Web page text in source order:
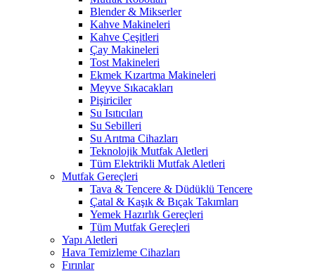
Blender & Mikserler
Kahve Makineleri
Kahve Çeşitleri
Çay Makineleri
Tost Makineleri
Ekmek Kızartma Makineleri
Meyve Sıkacakları
Pişiriciler
Su Isıtıcıları
Su Sebilleri
Su Arıtma Cihazları
Teknolojik Mutfak Aletleri
Tüm Elektrikli Mutfak Aletleri
Mutfak Gereçleri
Tava & Tencere & Düdüklü Tencere
Çatal & Kaşık & Bıçak Takımları
Yemek Hazırlık Gereçleri
Tüm Mutfak Gereçleri
Yapı Aletleri
Hava Temizleme Cihazları
Fırınlar